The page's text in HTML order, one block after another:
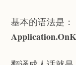
基本的语法是：